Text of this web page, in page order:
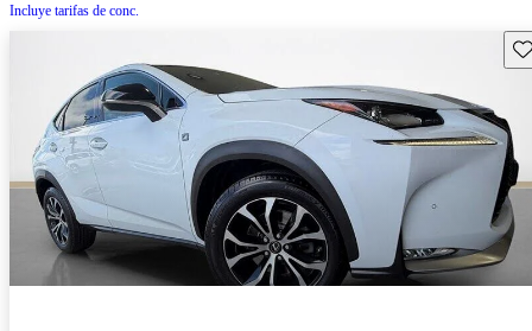
Incluye tarifas de conc.